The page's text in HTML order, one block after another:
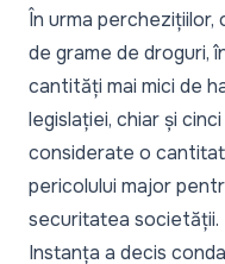
În urma perchezițiilor,
de grame de droguri,
cantități mai mici de
legislației, chiar și
considerate o
pericolului major
securitatea societății.
Instanța a decis